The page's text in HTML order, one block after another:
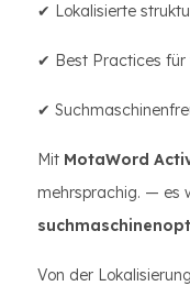
✔ Lokalisierte
✔ Best Practices für
✔
Mit MotaWord
mehrsprachig. — es
Von der